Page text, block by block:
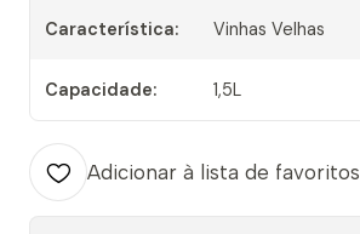
Característica: Vinhas Velhas
Capacidade: 1,5L
Adicionar à lista de favoritos